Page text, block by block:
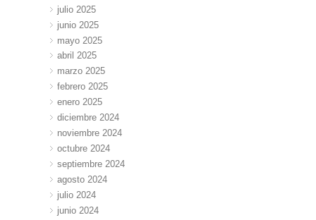
julio 2025
junio 2025
mayo 2025
abril 2025
marzo 2025
febrero 2025
enero 2025
diciembre 2024
noviembre 2024
octubre 2024
septiembre 2024
agosto 2024
julio 2024
junio 2024